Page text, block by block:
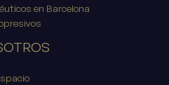
en Barcelona